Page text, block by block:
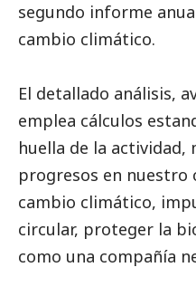
segundo informe
cambio climático.
El detallado análisis,
emplea cálculos
huella de la
progresos en nuestro
cambio climático,
circular, proteger la
como una compañía